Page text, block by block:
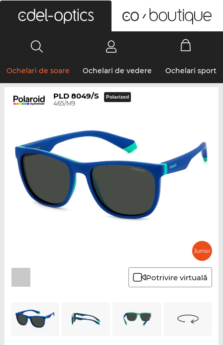
Ochelari de soare Ochelari de vedere Ochelari sport
PLD 8049/S
465/M9
Polarized
Potrivire virtuală